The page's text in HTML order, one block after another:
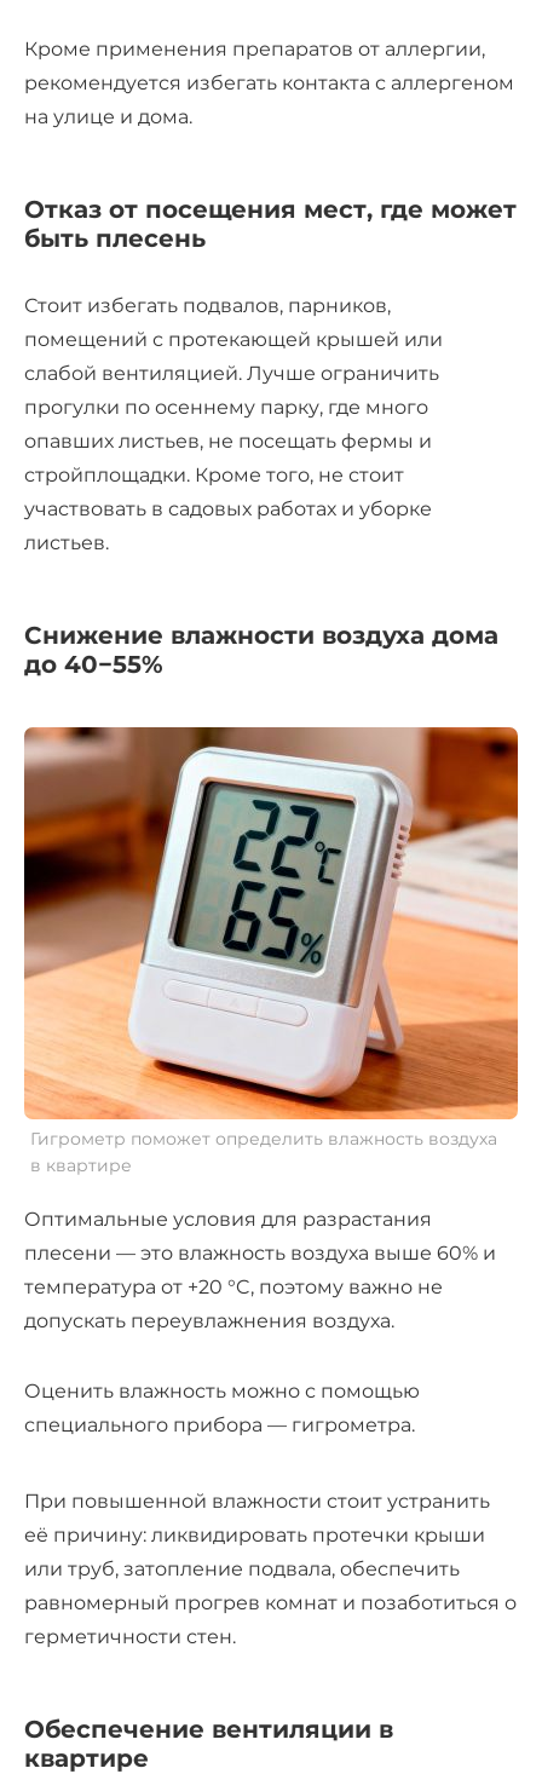
Кроме применения препаратов от аллергии,
рекомендуется избегать контакта с аллергеном
на улице и дома.
Отказ от посещения мест, где может
быть плесень
Стоит избегать подвалов, парников,
помещений с протекающей крышей или
слабой вентиляцией. Лучше ограничить
прогулки по осеннему парку, где много
опавших листьев, не посещать фермы и
стройплощадки. Кроме того, не стоит
участвовать в садовых работах и уборке
листьев.
Снижение влажности воздуха дома
до 40−55%
Гигрометр поможет определить влажность воздуха
в квартире
Оптимальные условия для разрастания
плесени — это влажность воздуха выше 60% и
температура от +20 °C, поэтому важно не
допускать переувлажнения воздуха.
Оценить влажность можно с помощью
специального прибора — гигрометра.
При повышенной влажности стоит устранить
её причину: ликвидировать протечки крыши
или труб, затопление подвала, обеспечить
равномерный прогрев комнат и позаботиться о
герметичности стен.
Обеспечение вентиляции в
квартире